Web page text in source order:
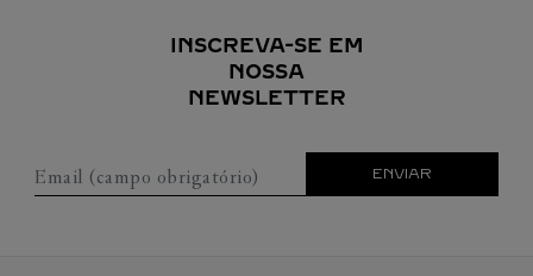
INSCREVA-SE EM
NOSSA
NEWSLETTER
Email (campo obrigatório) ENVIAR